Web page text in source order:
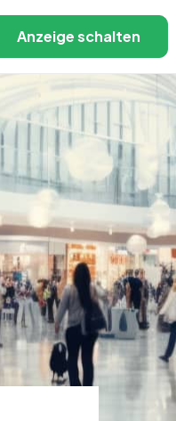
Anzeige schalten